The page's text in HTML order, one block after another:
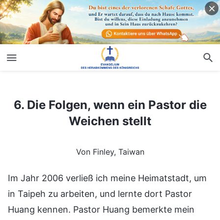
6. Die Folgen, wenn ein Pastor die Weichen stellt
6. Die Folgen, wenn ein Pastor die
Weichen stellt
Von Finley, Taiwan
Im Jahr 2006 verließ ich meine Heimatstadt, um
in Taipeh zu arbeiten, und lernte dort Pastor
Huang kennen. Pastor Huang bemerkte mein